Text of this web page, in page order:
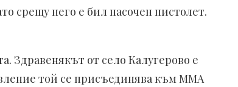
срещу него е бил насочен пистолет.
Здравенякът от село Калугерово е
той се присъединява към ММА